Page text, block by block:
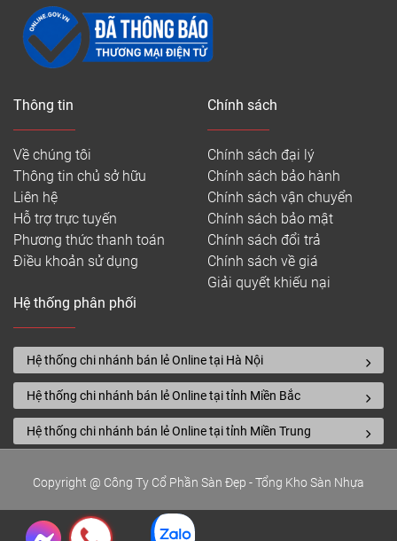
Thông tin
Về chúng tôi
Thông tin chủ sở hữu
Liên hệ
Hỗ trợ trực tuyến
Phương thức thanh toán
Điều khoản sử dụng
Chính sách
Chính sách đại lý
Chính sách bảo hành
Chính sách vận chuyển
Chính sách bảo mật
Chính sách đổi trả
Chính sách về giá
Giải quyết khiếu nại
Hệ thống phân phối
Hệ thống chi nhánh bán lẻ Online tại Hà Nội
Hệ thống chi nhánh bán lẻ Online tại tỉnh Miền Bắc
Hệ thống chi nhánh bán lẻ Online tại tỉnh Miền Trung
Copyright @ Công Ty Cổ Phần Sàn Đẹp - Tổng Kho Sàn Nhựa